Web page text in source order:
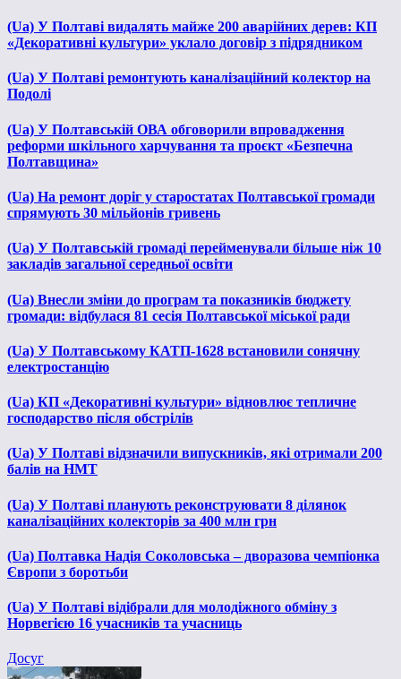
(Ua) У Полтаві видалять майже 200 аварійних дерев: КП
«Декоративні культури» уклало договір з підрядником
(Ua) У Полтаві ремонтують каналізаційний колектор на
Подолі
(Ua) У Полтавській ОВА обговорили впровадження
реформи шкільного харчування та проєкт «Безпечна
Полтавщина»
(Ua) На ремонт доріг у старостатах Полтавської громади
спрямують 30 мільйонів гривень
(Ua) У Полтавській громаді перейменували більше ніж 10
закладів загальної середньої освіти
(Ua) Внесли зміни до програм та показників бюджету
громади: відбулася 81 сесія Полтавської міської ради
(Ua) У Полтавському КАТП-1628 встановили сонячну
електростанцію
(Ua) КП «Декоративні культури» відновлює тепличне
господарство після обстрілів
(Ua) У Полтаві відзначили випускників, які отримали 200
балів на НМТ
(Ua) У Полтаві планують реконструювати 8 ділянок
каналізаційних колекторів за 400 млн грн
(Ua) Полтавка Надія Соколовська – дворазова чемпіонка
Європи з боротьби
(Ua) У Полтаві відібрали для молодіжного обміну з
Норвегією 16 учасників та учасниць
Досуг